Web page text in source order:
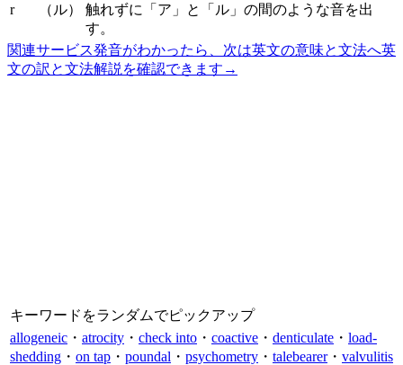
r （ル）
触れずに「ア」と「ル」の間のような音を出
す。
関連サービス発音がわかったら、次は英文の意味と文法へ英
文の訳と文法解説を確認できます →
キーワードをランダムでピックアップ
allogeneic ・ atrocity ・ check into ・ coactive ・ denticulate ・ load-
shedding ・ on tap ・ poundal ・ psychometry ・ talebearer・ valvulitis